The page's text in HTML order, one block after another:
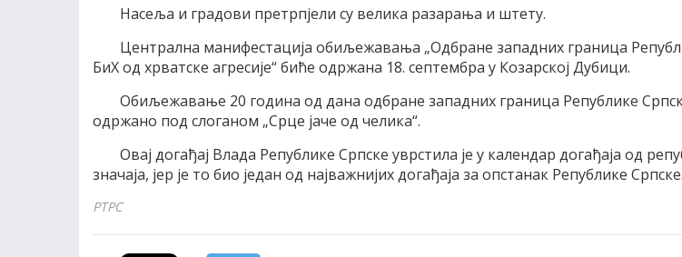
Насеља и градови претрпјели су велика разарања и штету.
Централна манифестација обиљежавања „Одбране западних граница
БиХ од хрватске агресије“ биће одржана 18. септембра у Козарској Дубици.
Обиљежавање 20 година од дана одбране западних граница Републике
одржано под слоганом „Срце јаче од челика“.
Овај догађај Влада Републике Српске уврстила је у календар догађаја од
значаја, јер је то био један од најважнијих догађаја за опстанак Републике Српске.
РТРС